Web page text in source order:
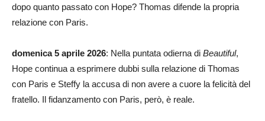
dopo quanto passato con Hope? Thomas difende la propria
relazione con Paris.
domenica 5 aprile 2026: Nella puntata odierna di Beautiful,
Hope continua a esprimere dubbi sulla relazione di Thomas
con Paris e Steffy la accusa di non avere a cuore la felicità del
fratello. Il fidanzamento con Paris, però, è reale.